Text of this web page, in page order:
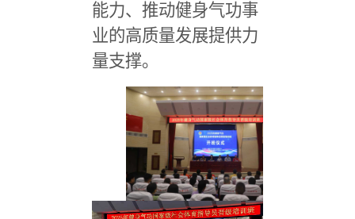
能力、推动健身气功事
业的高质量发展提供力
量支撑。